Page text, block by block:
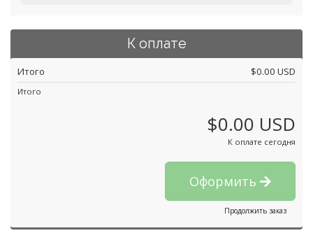
К оплате
Итого $0.00 USD
Итого
$0.00 USD
К оплате сегодня
Оформить
Продолжить заказ